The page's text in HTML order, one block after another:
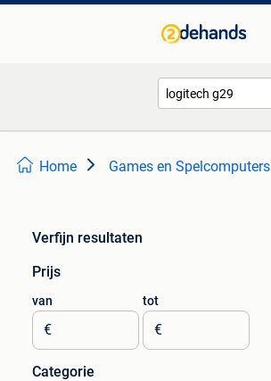
Home Games en Spelcomputers
Verfijn resultaten
Prijs
van
€
tot
€
Categorie